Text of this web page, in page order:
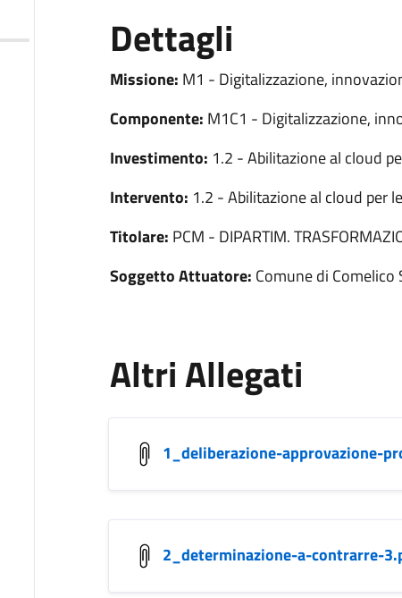
Dettagli
Missione: M1 - Digitalizzazione,
Componente: M1C1 - Digitalizzazione,
Investimento: 1.2 - Abilitazione al cloud
Intervento: 1.2 - Abilitazione al cloud per
Titolare: PCM - DIPARTIM.
Soggetto Attuatore: Comune di Comelico
Altri Allegati
1_deliberazione-approvazione-
2_determinazione-a-contrarre-